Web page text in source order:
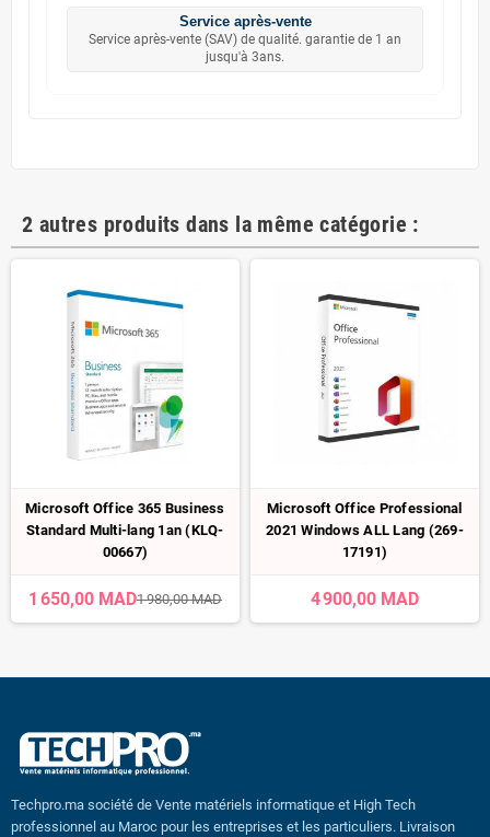
Service après-vente
Service après-vente (SAV) de qualité. garantie de 1 an
jusqu'à 3ans.
2 autres produits dans la même catégorie :
Microsoft Office 365 Business
Standard Multi-lang 1an (KLQ-
00667)
1 650,00 MAD1 980,00 MAD
Microsoft Office Professional
2021 Windows ALL Lang (269-
17191)
4 900,00 MAD
Techpro.ma société de Vente matériels informatique et High Tech
professionnel au Maroc pour les entreprises et les particuliers. Livraison